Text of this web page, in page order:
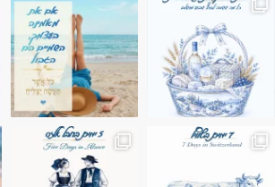
בחבל אלזס צרפת
בחופשה שבו הכל נהיה פשוט יותר. החול, הי